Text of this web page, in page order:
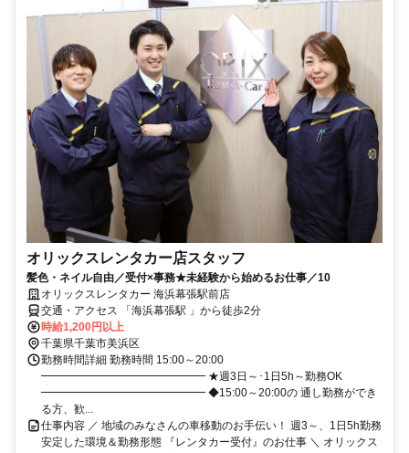
オリックスレンタカー店スタッフ
髪色・ネイル自由／受付×事務★未経験から始めるお仕事／10
オリックスレンタカー 海浜幕張駅前店
交通・アクセス 「海浜幕張駅 」から徒歩2分
時給1,200円以上
千葉県千葉市美浜区
勤務時間詳細 勤務時間 15:00～20:00
━━━━━━━━━━━━━━━ ★週3日～･1日5h～勤務OK
━━━━━━━━━━━━━━━ ◆15:00～20:00の 通し勤務ができ
る方、歓...
仕事内容 ／ 地域のみなさんの車移動のお手伝い！ 週3～、1日5h勤務
安定した環境＆勤務形態 『レンタカー受付』のお仕事 ＼ オリックス